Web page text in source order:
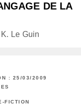
DE LA
Le Guin
: 25/03/2009
FICTION